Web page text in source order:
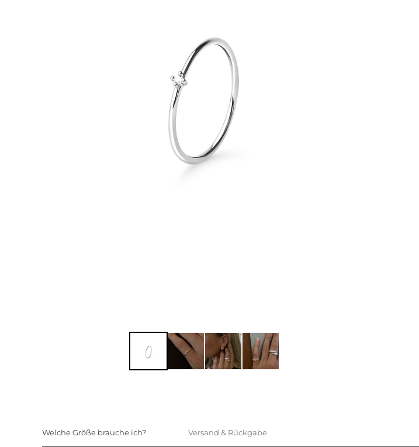
Welche Größe brauche ich? Versand & Rückgabe